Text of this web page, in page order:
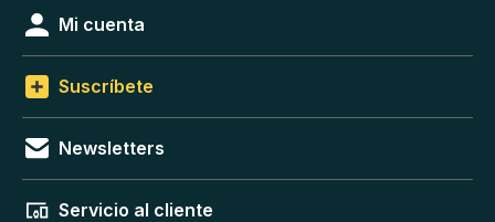
Mi cuenta
Suscríbete
Newsletters
Servicio al cliente